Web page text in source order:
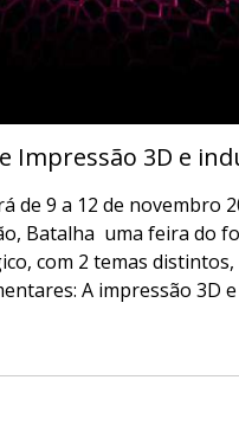
Impressão 3D e
de 9 a 12 de novembro
Batalha uma feira do
com 2 temas distintos,
A impressão 3D